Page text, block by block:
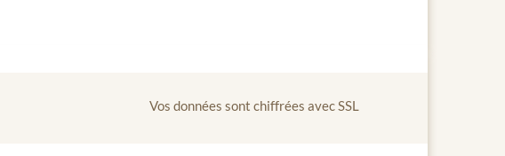
Vos données sont chiffrées avec SSL